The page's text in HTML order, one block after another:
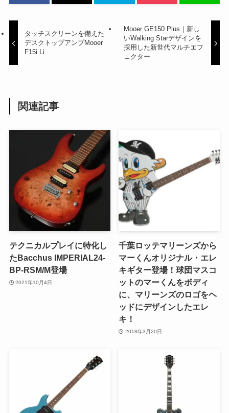
タッチスクリーンを備えた
デスクトップアンプMooer
F15i Li
Mooer GE150 Plus｜新し
いWalking Starデザインを
採用した新世代マルチエフ
ェクター
関連記事
テクニカルプレイに特化し
たBacchus IMPERIAL24-
BP-RSM/M登場
2021年10月4日
千葉ロッテマリーンズから
マーくんオリジナル・エレ
キギター登場！球団マスコ
ットのマーくんをボディ
に、マリーンズのロゴをヘ
ッドにデザインしたエレ
キ！
2018年3月20日